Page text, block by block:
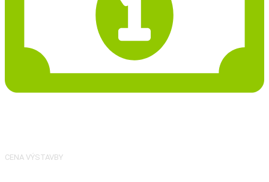
CENA VÝSTAVBY